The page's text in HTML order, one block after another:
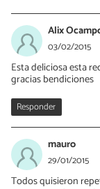
26/08/
Paso 4. Gracias!
Alix
03/02/2015
Esta deliciosa esta
gracias bendiciones
Responder
mauro
29/01/2015
Todos quisieron